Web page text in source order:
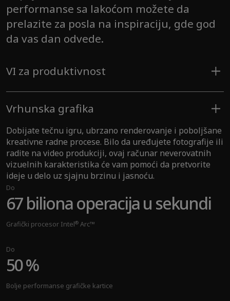
performanse sa lakoćom možete da
prelazite za posla na inspiraciju, gde god
da vas dan odvede.
VI za produktivnost
Vaše omiljene aplikacije brže i pametnije rade, dok
bezbednost na nivou hardvera čuva vaše podatke i pri
tom vam ne smeta dok radite. Jednostavno se prijavite
jednim pogledom ili dodirom i otključajte novi nivo
produktivnosti koja poboljšava vaš učinak.
Do
Do modela Intel®Core™ Ultra 9
procesor (serije 2)
Do
48 biliona operacija u sekundi
Performanse neuronskog procesora sa VI
Do
120 biliona operacija u sekundi
Vrhunska grafika
Dobijate tečnu igru, ubrzano renderovanje i poboljšane
kreativne radne procese. Bilo da uređujete fotografije ili
radite na video produkciji, ovaj računar neverovatnih
vizuelnih karakteristika će vam pomoći da pretvorite
ideje u delo uz sjajnu brzinu i jasnoću.
Do
67 biliona operacija u sekundi
Grafički procesor Intel® Arc™
Do
50 %
Bolje performanse grafičke kartice